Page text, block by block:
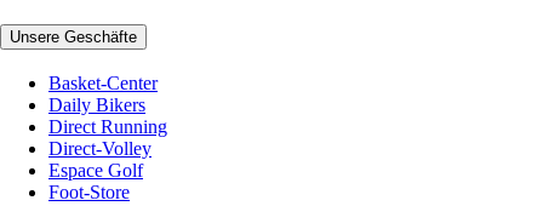
Unsere Geschäfte
Basket-Center
Daily Bikers
Direct Running
Direct-Volley
Espace Golf
Foot-Store